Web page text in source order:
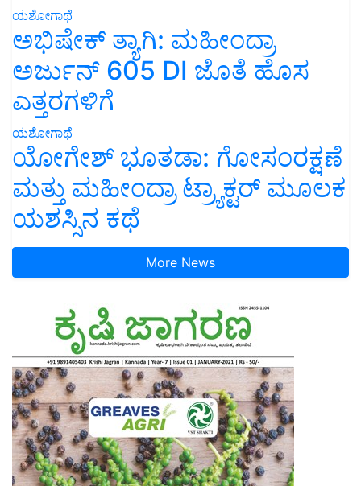
ಯಶೋಗಾಥೆ
ಅಭಿಷೇಕ್ ತ್ಯಾಗಿ: ಮಹೀಂದ್ರಾ
ಅರ್ಜುನ್ 605 DI ಜೊತೆ ಹೊಸ
ಎತ್ತರಗಳಿಗೆ
ಯಶೋಗಾಥೆ
ಯೋಗೇಶ್ ಭೂತಡಾ: ಗೋಸಂರಕ್ಷಣೆ
ಮತ್ತು ಮಹೀಂದ್ರಾ ಟ್ರ್ಯಾಕ್ಟರ್ ಮೂಲಕ
ಯಶಸ್ಸಿನ ಕಥೆ
More News